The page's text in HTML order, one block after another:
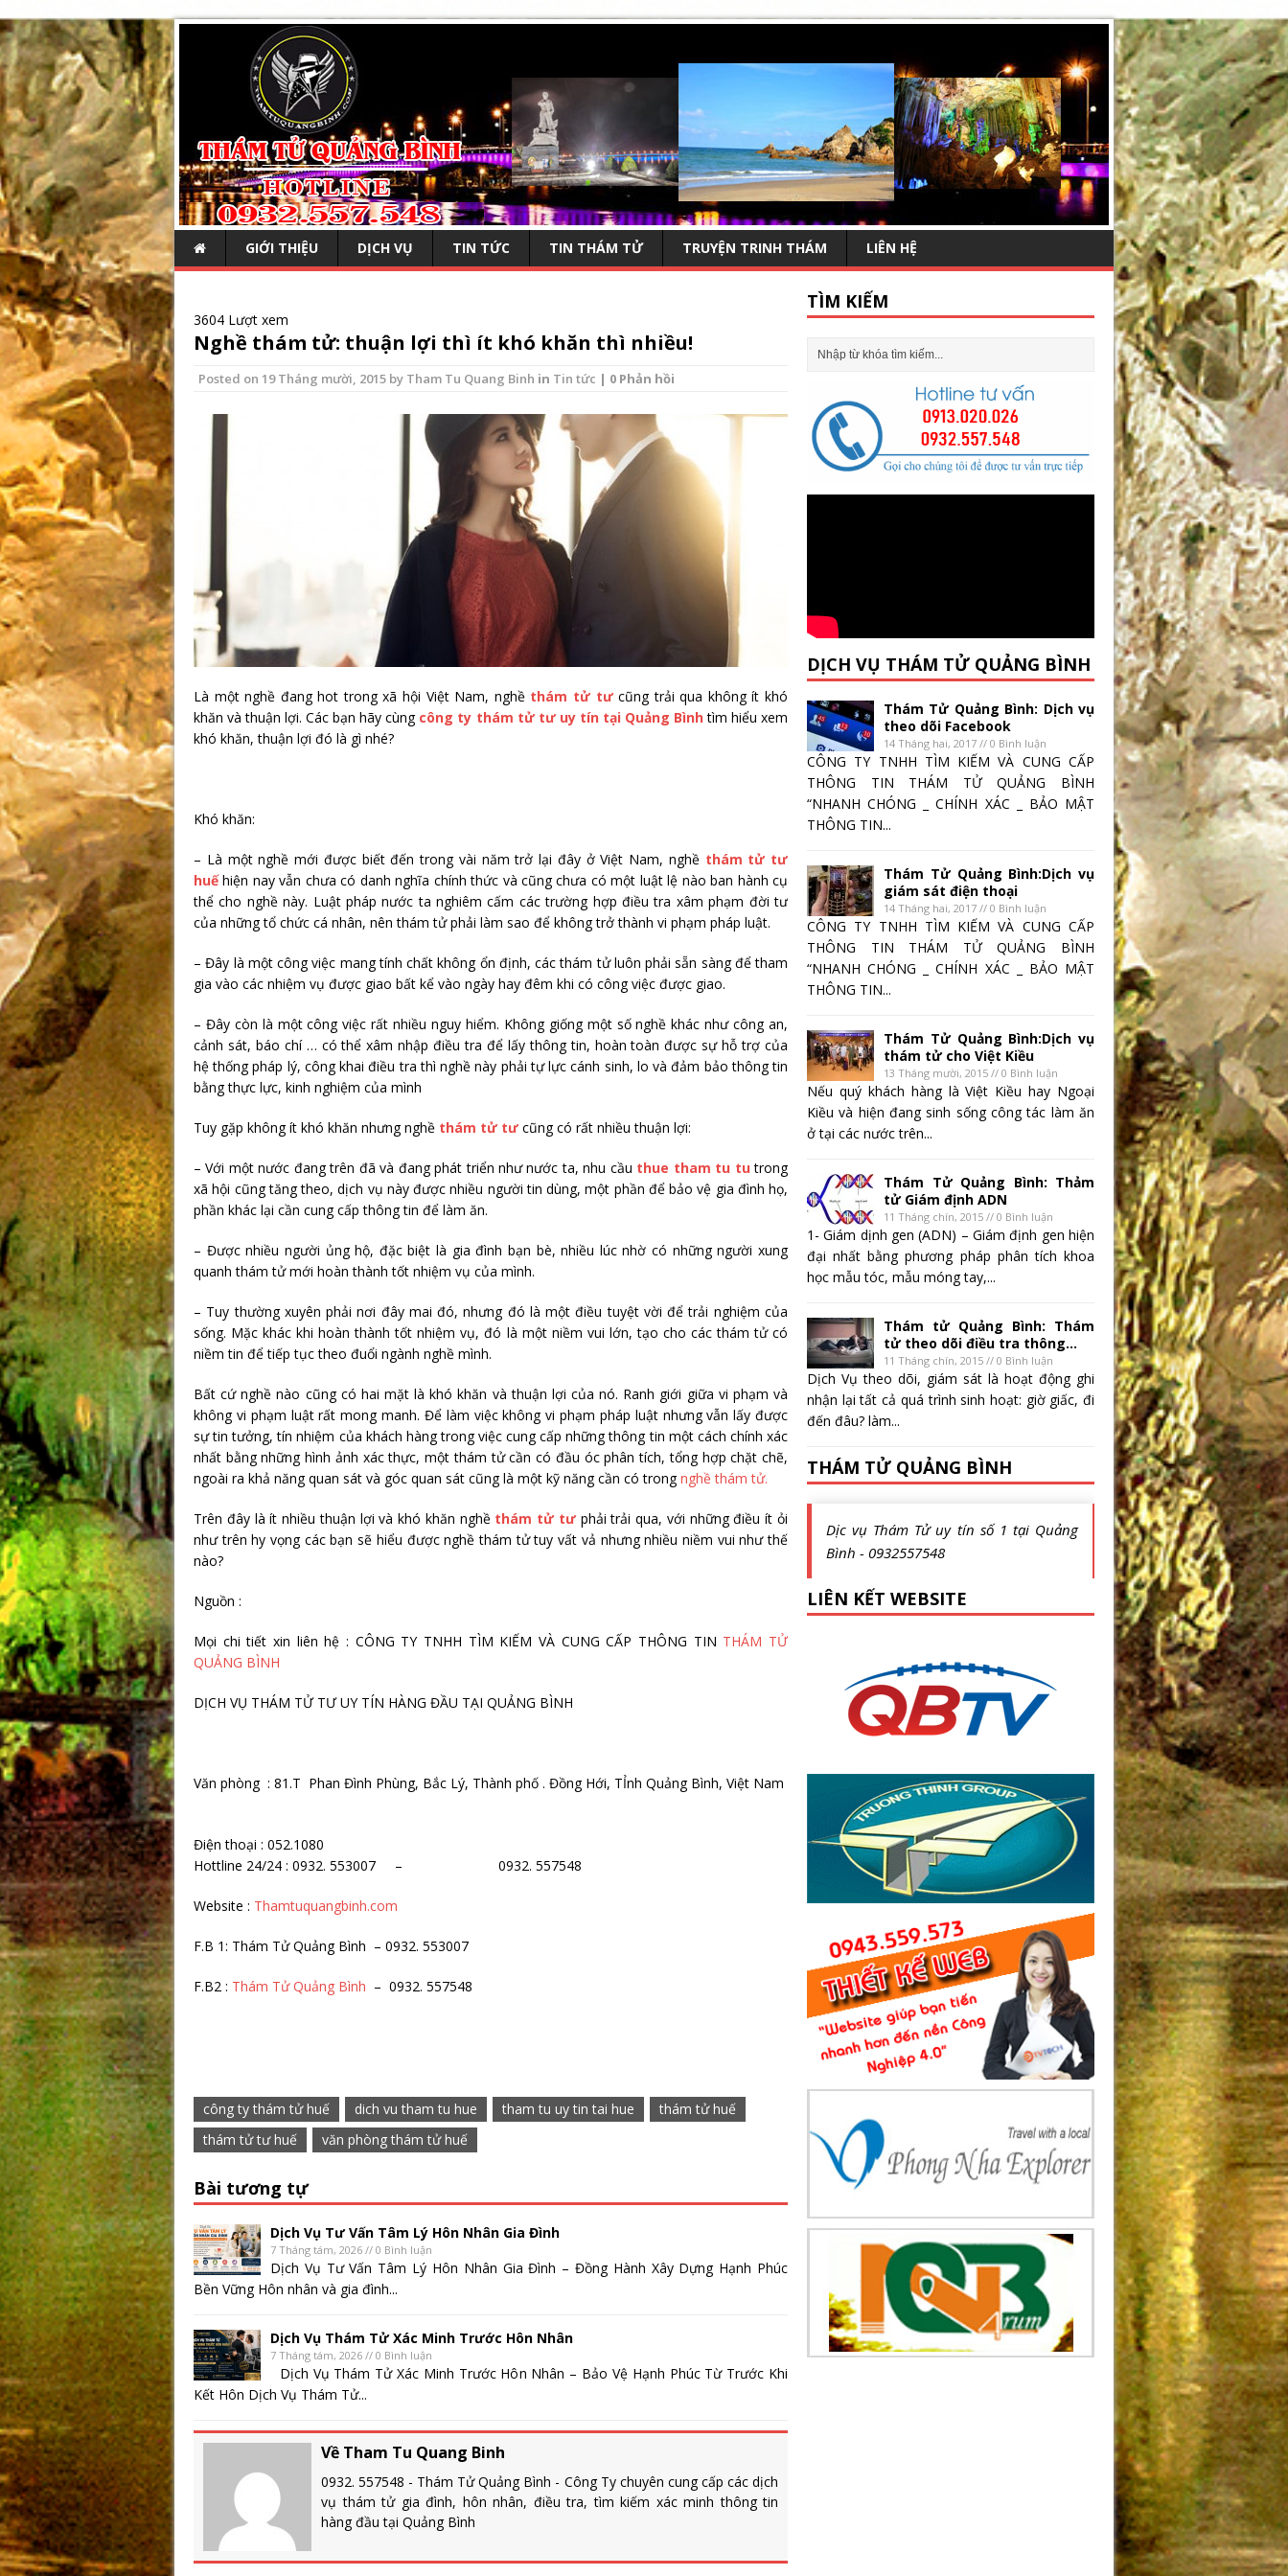
GIỚI THIỆU DỊCH VỤ TIN TỨC TIN THÁM TỬ TRUYỆN TRINH THÁM LIÊN HỆ
3604 Lượt xem
Nghề thám tử: thuận lợi thì ít khó khăn thì nhiều!
Posted on 19 Tháng mười, 2015 by Tham Tu Quang Binh in Tin tức | 0 Phản hồi
Là một nghề đang hot trong xã hội Việt Nam, nghề thám tử tưcũng trải qua không ít khó
khăn và thuận lợi. Các bạn hãy cùng công ty thám tử tư uy tín tại Quảng Bìnhtìm hiểu xem
khó khăn, thuận lợi đó là gì nhé?
Khó khăn:
– Là một nghề mới được biết đến trong vài năm trở lại đây ở Việt Nam, nghề thám tử tư
huếhiện nay vẫn chưa có danh nghĩa chính thức và cũng chưa có một luật lệ nào ban hành cụ
thể cho nghề này. Luật pháp nước ta nghiêm cấm các trường hợp điều tra xâm phạm đời tư
của những tổ chức cá nhân, nên thám tử phải làm sao để không trở thành vi phạm pháp luật.
– Đây là một công việc mang tính chất không ổn định, các thám tử luôn phải sẵn sàng để tham
gia vào các nhiệm vụ được giao bất kể vào ngày hay đêm khi có công việc được giao.
– Đây còn là một công việc rất nhiều nguy hiểm. Không giống một số nghề khác như công an,
cảnh sát, báo chí … có thể xâm nhập điều tra để lấy thông tin, hoàn toàn được sự hỗ trợ của
hệ thống pháp lý, công khai điều tra thì nghề này phải tự lực cánh sinh, lo và đảm bảo thông tin
bằng thực lực, kinh nghiệm của mình
Tuy gặp không ít khó khăn nhưng nghề thám tử tư cũng có rất nhiều thuận lợi:
– Với một nước đang trên đã và đang phát triển như nước ta, nhu cầu thue tham tu tu trong
xã hội cũng tăng theo, dịch vụ này được nhiều người tin dùng, một phần để bảo vệ gia đình họ,
phần khác lại cần cung cấp thông tin để làm ăn.
– Được nhiều người ủng hộ, đặc biệt là gia đình bạn bè, nhiều lúc nhờ có những người xung
quanh thám tử mới hoàn thành tốt nhiệm vụ của mình.
– Tuy thường xuyên phải nơi đây mai đó, nhưng đó là một điều tuyệt vời để trải nghiệm của
sống. Mặc khác khi hoàn thành tốt nhiệm vụ, đó là một niềm vui lớn, tạo cho các thám tử có
niềm tin để tiếp tục theo đuổi ngành nghề mình.
Bất cứ nghề nào cũng có hai mặt là khó khăn và thuận lợi của nó. Ranh giới giữa vi phạm và
không vi phạm luật rất mong manh. Để làm việc không vi phạm pháp luật nhưng vẫn lấy được
sự tin tưởng, tín nhiệm của khách hàng trong việc cung cấp những thông tin một cách chính xác
nhất bằng những hình ảnh xác thực, một thám tử cần có đầu óc phân tích, tổng hợp chặt chẽ,
ngoài ra khả năng quan sát và góc quan sát cũng là một kỹ năng cần có trongnghề thám tử.
Trên đây là ít nhiều thuận lợi và khó khăn nghề thám tử tưphải trải qua, với những điều ít ỏi
như trên hy vọng các bạn sẽ hiểu được nghề thám tử tuy vất vả nhưng nhiều niềm vui như thế
nào?
Nguồn :
Mọi chi tiết xin liên hệ : CÔNG TY TNHH TÌM KIẾM VÀ CUNG CẤP THÔNG TIN THÁM TỬ
QUẢNG BÌNH
DỊCH VỤ THÁM TỬ TƯ UY TÍN HÀNG ĐẦU TẠI QUẢNG BÌNH
Văn phòng : 81.T Phan Đình Phùng, Bắc Lý, Thành phố . Đồng Hới, TỈnh Quảng Bình, Việt Nam
Điện thoại : 052.1080
Hottline 24/24 : 0932. 553007 – 0932. 557548
Website : Thamtuquangbinh.com
F.B 1: Thám Tử Quảng Bình – 0932. 553007
F.B2 : Thám Tử Quảng Bình – 0932. 557548
công ty thám tử huế dich vu tham tu hue tham tu uy tin tai hue
thám tử huế
thám tử tư huế
văn phòng thám tử huế
Bài tương tự
Dịch Vụ Tư Vấn Tâm Lý Hôn Nhân Gia Đình
7 Tháng tám, 2026 // 0 Bình luận
Dịch Vụ Tư Vấn Tâm Lý Hôn Nhân Gia Đình – Đồng Hành Xây Dựng Hạnh Phúc
Bền Vững Hôn nhân và gia đình...
Dịch Vụ Thám Tử Xác Minh Trước Hôn Nhân
7 Tháng tám, 2026 // 0 Bình luận
Dịch Vụ Thám Tử Xác Minh Trước Hôn Nhân – Bảo Vệ Hạnh Phúc Từ Trước Khi
Kết Hôn Dịch Vụ Thám Tử...
Về Tham Tu Quang Binh
0932. 557548 - Thám Tử Quảng Bình - Công Ty chuyên cung cấp các dịch
vụ thám tử gia đình, hôn nhân, điều tra, tìm kiếm xác minh thông tin
hàng đầu tại Quảng Bình
TÌM KIẾM
DỊCH VỤ THÁM TỬ QUẢNG BÌNH
Thám Tử Quảng Bình: Dịch vụ
theo dõi Facebook
14 Tháng hai, 2017 // 0 Bình luận
CÔNG TY TNHH TÌM KIẾM VÀ CUNG CẤP
THÔNG TIN THÁM TỬ QUẢNG BÌNH
“NHANH CHÓNG _ CHÍNH XÁC _ BẢO MẬT
THÔNG TIN...
Thám Tử Quảng Bình:Dịch vụ
giám sát điện thoại
14 Tháng hai, 2017 // 0 Bình luận
CÔNG TY TNHH TÌM KIẾM VÀ CUNG CẤP
THÔNG TIN THÁM TỬ QUẢNG BÌNH
“NHANH CHÓNG _ CHÍNH XÁC _ BẢO MẬT
THÔNG TIN...
Thám Tử Quảng Bình:Dịch vụ
thám tử cho Việt Kiều
13 Tháng mười, 2015 // 0 Bình luận
Nếu quý khách hàng là Việt Kiều hay Ngoại
Kiều và hiện đang sinh sống công tác làm ăn
ở tại các nước trên...
Thám Tử Quảng Bình: Thảm
tử Giám định ADN
11 Tháng chín, 2015 // 0 Bình luận
1- Giám dịnh gen (ADN) – Giám định gen hiện
đại nhất bằng phương pháp phân tích khoa
học mẫu tóc, mẫu móng tay,...
Thám tử Quảng Bình: Thám
tử theo dõi điều tra thông...
11 Tháng chín, 2015 // 0 Bình luận
Dịch Vụ theo dõi, giám sát là hoạt động ghi
nhận lại tất cả quá trình sinh hoạt: giờ giấc, đi
đến đâu? làm...
THÁM TỬ QUẢNG BÌNH
Dịc vụ Thám Tử uy tín số 1 tại Quảng
Bình - 0932557548
LIÊN KẾT WEBSITE